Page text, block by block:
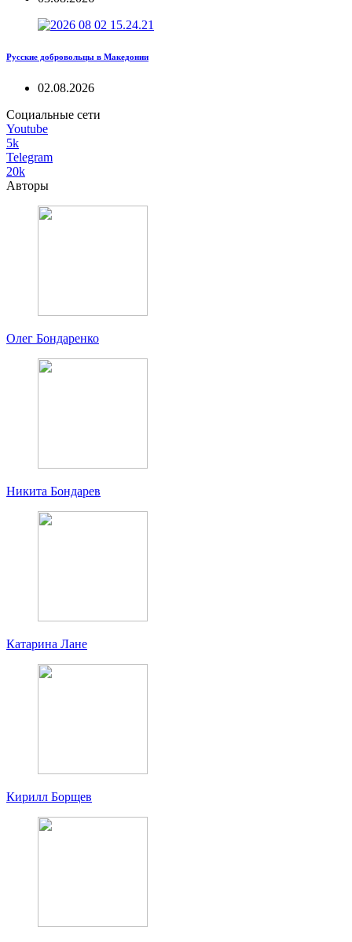
Русские добровольцы в Македонии
02.08.2026
Социальные сети
Youtube
5k
Telegram
20k
Авторы
Олег Бондаренко
Никита Бондарев
Катарина Лане
Кирилл Борщев